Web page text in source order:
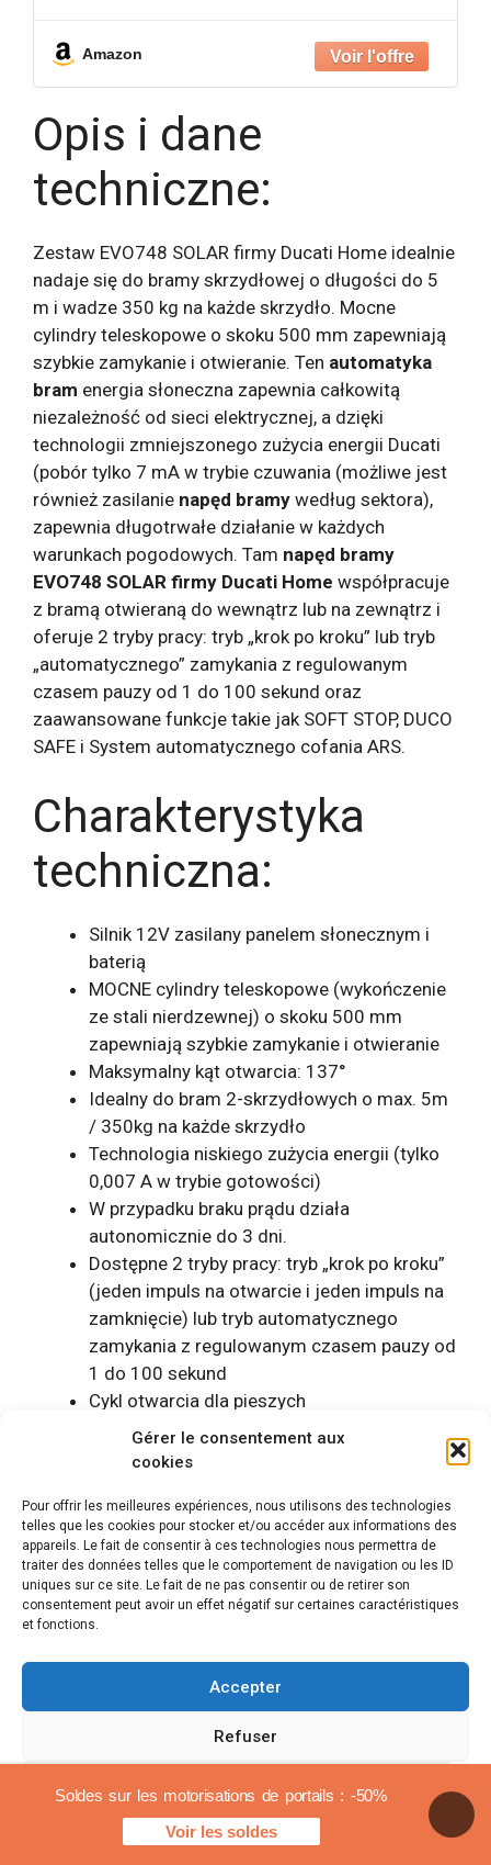
Gérer le consentement aux
cookies
Pour offrir les meilleures expériences, nous utilisons des technologies
telles que les cookies pour stocker et/ou accéder aux informations des
appareils. Le fait de consentir à ces technologies nous permettra de
traiter des données telles que le comportement de navigation ou les ID
uniques sur ce site. Le fait de ne pas consentir ou de retirer son
consentement peut avoir un effet négatif sur certaines caractéristiques
et fonctions.
Accepter
Refuser
Voir les préférences
Polityka plików cookiesInformacje prawne
Amazon
Opis i dane
techniczne:
Zestaw EVO748 SOLAR firmy Ducati Home idealnie
nadaje się do bramy skrzydłowej o długości do 5
m i wadze 350 kg na każde skrzydło. Mocne
cylindry teleskopowe o skoku 500 mm zapewniają
szybkie zamykanie i otwieranie. Ten automatyka
bram energia słoneczna zapewnia całkowitą
niezależność od sieci elektrycznej, a dzięki
technologii zmniejszonego zużycia energii Ducati
(pobór tylko 7 mA w trybie czuwania (możliwe jest
również zasilanie napęd bramy według sektora),
zapewnia długotrwałe działanie w każdych
warunkach pogodowych. Tam napęd bramy
EVO748 SOLAR firmy Ducati Home współpracuje
z bramą otwieraną do wewnątrz lub na zewnątrz i
oferuje 2 tryby pracy: tryb „krok po kroku” lub tryb
„automatycznego” zamykania z regulowanym
czasem pauzy od 1 do 100 sekund oraz
zaawansowane funkcje takie jak SOFT STOP, DUCO
SAFE i System automatycznego cofania ARS.
Charakterystyka
techniczna:
Silnik 12V zasilany panelem słonecznym i
baterią
MOCNE cylindry teleskopowe (wykończenie
ze stali nierdzewnej) o skoku 500 mm
zapewniają szybkie zamykanie i otwieranie
Maksymalny kąt otwarcia: 137°
Idealny do bram 2-skrzydłowych o max. 5m
/ 350kg na każde skrzydło
Technologia niskiego zużycia energii (tylko
0,007 A w trybie gotowości)
W przypadku braku prądu działa
autonomicznie do 3 dni.
Dostępne 2 tryby pracy: tryb „krok po kroku”
(jeden impuls na otwarcie i jeden impuls na
zamknięcie) lub tryb automatycznego
zamykania z regulowanym czasem pauzy od
1 do 100 sekund
Cykl otwarcia dla pieszych
System automatycznego cofania ARS
automatyczne cofanie w przypadku
DUCO SAFE:System bezpieczeństwa
wykrywania przeszkód
MIĘKKI ZATRZYMANIE:Napęd bramy
zatrzymuje się w obu kierunkach, co
zmniejsza prędkość i uniemożliwia
zmiennym gwarantujące najwyższe
bezpieczeństwo przed zakłóceniami
niepożądane, przypadkowe otwarcia
Działa z 3 rodzajami zasilania: AC 110/230
V 60/50 Hz, podtrzymanie bateryjne, panel
Soldes sur les motorisations de portails : -50%
Voir les soldes